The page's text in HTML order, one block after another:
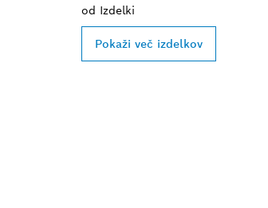
od Izdelki
Pokaži več izdelkov